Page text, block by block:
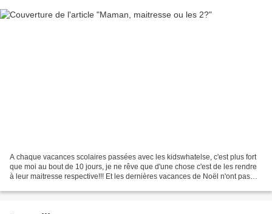
A chaque vacances scolaires passées avec les kidswhatelse, c'est plus fort
que moi au bout de 10 jours, je ne rêve que d'une chose c'est de les rendre
à leur maitresse respective!!! Et les dernières vacances de Noël n'ont pas